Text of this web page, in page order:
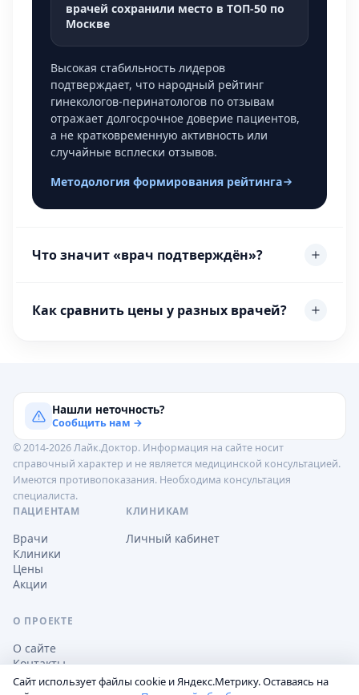
врачей сохранили место в ТОП-50 по
Москве
Высокая стабильность лидеров
подтверждает, что народный рейтинг
гинекологов-перинатологов по отзывам
отражает долгосрочное доверие пациентов,
а не кратковременную активность или
случайные всплески отзывов.
Методология формирования рейтинга
Что значит «врач подтверждён»?
Как сравнить цены у разных врачей?
Нашли неточность?
Сообщить нам →
© 2014-2026 Лайк.Доктор. Информация на сайте носит
справочный характер и не является медицинской консультацией.
Имеются противопоказания. Необходима консультация
специалиста.
ПАЦИЕНТАМ
Врачи
Клиники
Цены
Акции
КЛИНИКАМ
Личный кабинет
О ПРОЕКТЕ
О сайте
Контакты
Сайт использует файлы cookie и Яндекс.Метрику. Оставаясь на